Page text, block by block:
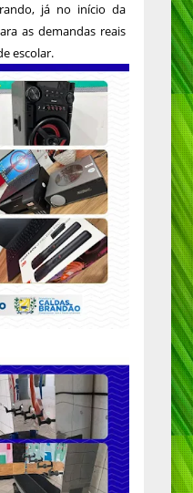
já no início da
as demandas reais
escolar.